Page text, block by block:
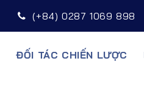
(+84) 0287 1069 898
ĐỐI TÁC CHIẾN LƯỢC